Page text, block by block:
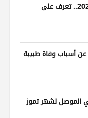
من ودية الأربعاء إلى كأس العالم 2026.. تعرف على
أسباب وفاة طبيبة
الموصل لشهر تموز